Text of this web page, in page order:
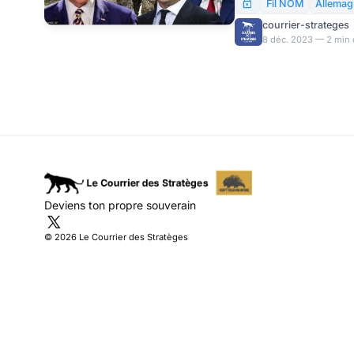
même la capture d’un
forces armées
Fil NOM
courrier-strateges
8 déc. 2023 — 2 min
Deviens ton propre souverain
© 2026 Le Courrier des Stratèges